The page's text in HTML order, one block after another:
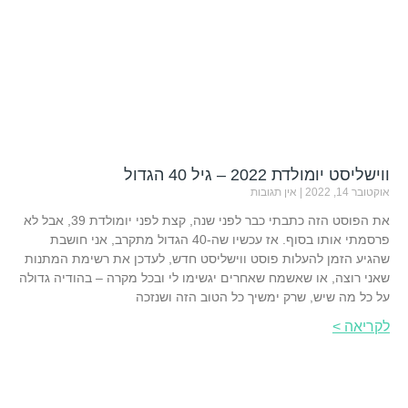
ווישליסט יומולדת 2022 – גיל 40 הגדול
אוקטובר 14, 2022 אין תגובות
את הפוסט הזה כתבתי כבר לפני שנה, קצת לפני יומולדת 39, אבל לא
פרסמתי אותו בסוף. אז עכשיו שה-40 הגדול מתקרב, אני חושבת
שהגיע הזמן להעלות פוסט ווישליסט חדש, לעדכן את רשימת המתנות
שאני רוצה, או שאשמח שאחרים יגשימו לי ובכל מקרה – בהודיה גדולה
על כל מה שיש, שרק ימשיך כל הטוב הזה ושנזכה
לקריאה >